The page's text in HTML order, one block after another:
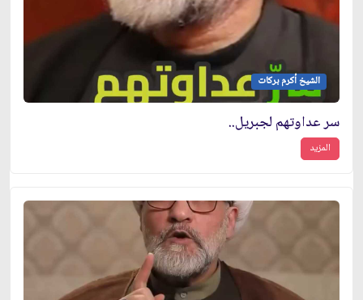
الشيخ أكرم بركات
سر عداوتهم لجبريل..
المزيد